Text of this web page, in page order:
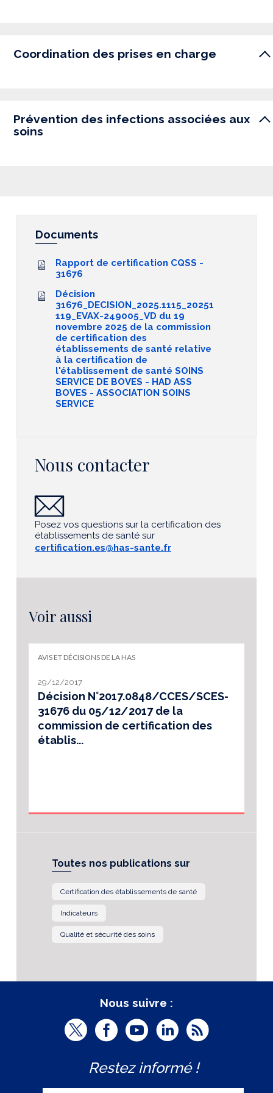
Coordination des prises en charge
Prévention des infections associées aux
soins
Documents
Rapport de certification CQSS -
31676
Décision
31676_DECISION_2025.1115_20251
119_EVAX-249005_VD du 19
novembre 2025 de la commission
de certification des
établissements de santé relative
à la certification de
l'établissement de santé SOINS
SERVICE DE BOVES - HAD ASS
BOVES - ASSOCIATION SOINS
SERVICE
Nous contacter
Posez vos questions sur la certification des
établissements de santé sur
certification.es@has-sante.fr
Voir aussi
AVIS ET DÉCISIONS DE LA HAS
29/12/2017
Décision N°2017.0848/CCES/SCES-
31676 du 05/12/2017 de la
commission de certification des
établis...
Toutes nos publications sur
Certification des établissements de santé
Indicateurs
Qualité et sécurité des soins
Nous suivre :
T
i
F
c
Y
u
L
n
R
Restez informé !